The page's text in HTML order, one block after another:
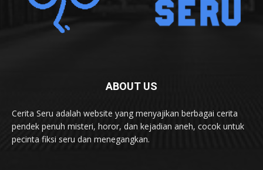
ABOUT US
Cerita Seru adalah website yang menyajikan berbagai cerita
pendek penuh misteri, horor, dan kejadian aneh, cocok untuk
pecinta fiksi seru dan menegangkan.